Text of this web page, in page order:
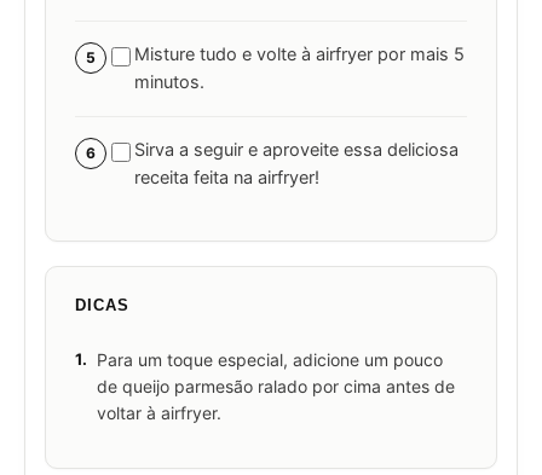
5
Misture tudo e volte à airfryer por mais 5
minutos.
6
Sirva a seguir e aproveite essa deliciosa
receita feita na airfryer!
DICAS
1.
Para um toque especial, adicione um pouco
de queijo parmesão ralado por cima antes de
voltar à airfryer.